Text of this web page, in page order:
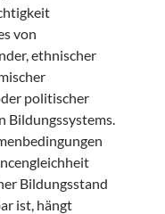
von
ethnischer
politischer
Bildungssystems.
Bildungsstand
ist, hängt